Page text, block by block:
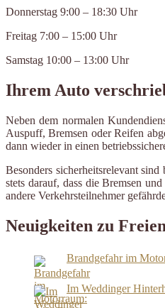
Donnerstag 9:00 – 18:30 Uhr
Freitag 7:00 – 15:00 Uhr
Samstag 10:00 – 13:00 Uhr
Ihrem Auto
Neben dem normalen
Auspuff, Bremsen oder Reifen
dann wieder in einen
Besonders sicherheitsrelevant
stets darauf, dass die Bremsen
andere Verkehrsteilnehmer
Neuigkeiten zu
Brandgefahr im
Im Weddinger